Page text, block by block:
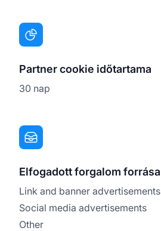
Partner cookie időtartama
30 nap
Elfogadott forgalom forrása
Link and banner advertisements
Social media advertisements
Other